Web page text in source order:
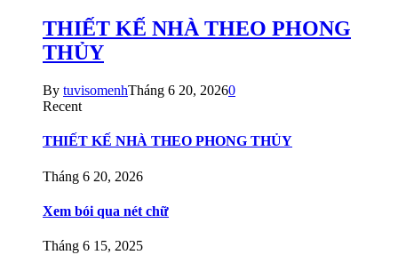
THIẾT KẾ NHÀ THEO PHONG
THỦY
By tuvisomenhTháng 6 20, 20260
Recent
THIẾT KẾ NHÀ THEO PHONG THỦY
Tháng 6 20, 2026
Xem bói qua nét chữ
Tháng 6 15, 2025